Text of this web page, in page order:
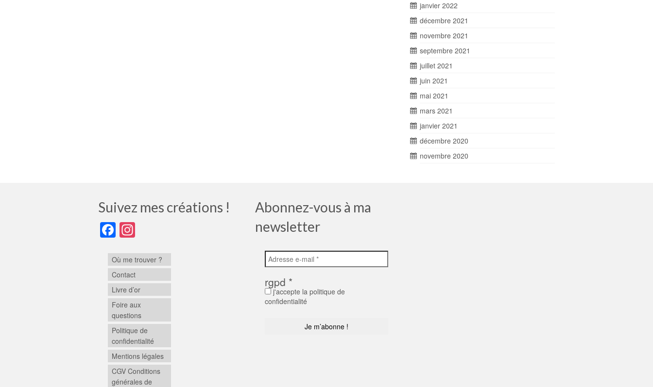
janvier 2022
décembre 2021
novembre 2021
septembre 2021
juillet 2021
juin 2021
mai 2021
mars 2021
janvier 2021
décembre 2020
novembre 2020
Suivez mes créations !
Facebook
Où me trouver ?
Contact
Livre d’or
Foire aux
questions
Politique de
confidentialité
Mentions légales
CGV Conditions
générales de
Abonnez-vous à ma
newsletter
rgpd *
j'accepte la politique de
confidentialité